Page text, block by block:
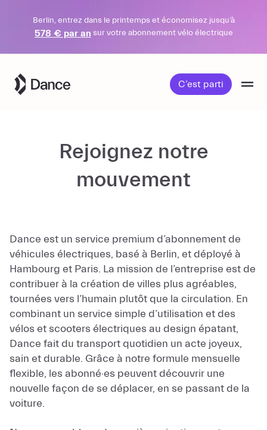
contenu
Berlin, entrez dans le printemps et économisez jusqu’à
578 € par an sur votre abonnement vélo électrique
C’est parti
Rejoignez notre
mouvement
Dance est un service premium d’abonnement de
véhicules électriques, basé à Berlin, et déployé à
Hambourg et Paris. La mission de l’entreprise est de
contribuer à la création de villes plus agréables,
tournées vers l’humain plutôt que la circulation. En
combinant un service simple d’utilisation et des
vélos et scooters électriques au design épatant,
Dance fait du transport quotidien un acte joyeux,
sain et durable. Grâce à notre formule mensuelle
flexible, les abonné·es peuvent découvrir une
nouvelle façon de se déplacer, en se passant de la
voiture.